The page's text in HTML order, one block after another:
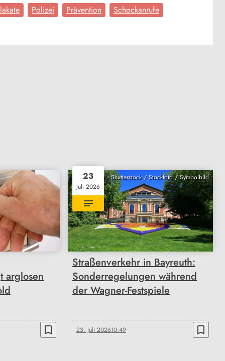
Polizei Prävention
Schockanrufe
arglosen
bookmark_border
Shutterstock / Stockfoto / Symbolbild
23
Juli 2026
Straßenverkehr in Bayreuth:
Sonderregelungen während
der Wagner-Festspiele
23. Juli 202610:49 bookmark_border